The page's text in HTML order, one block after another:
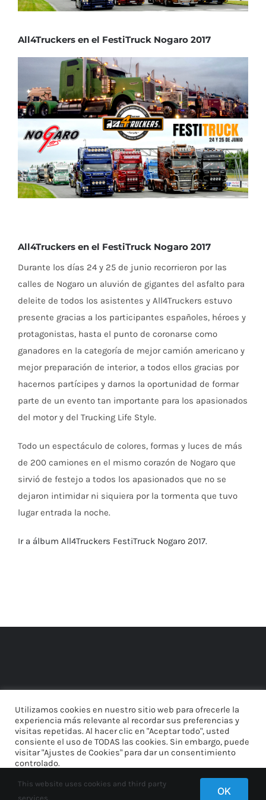
All4Truckers en el FestiTruck Nogaro 2017
All4Truckers en el FestiTruck Nogaro 2017
Durante los días 24 y 25 de junio recorrieron por las
calles de Nogaro un aluvión de gigantes del asfalto para
deleite de todos los asistentes y All4Truckers estuvo
presente gracias a los participantes españoles, héroes y
protagonistas, hasta el punto de coronarse como
ganadores en la categoría de mejor camión americano y
mejor preparación de interior, a todos ellos gracias por
hacernos partícipes y darnos la oportunidad de formar
parte de un evento tan importante para los apasionados
del motor y del Trucking Life Style.
Todo un espectáculo de colores, formas y luces de más
de 200 camiones en el mismo corazón de Nogaro que
sirvió de festejo a todos los apasionados que no se
dejaron intimidar ni siquiera por la tormenta que tuvo
lugar entrada la noche.
Ir a álbum All4Truckers FestiTruck Nogaro 2017.
Utilizamos cookies en nuestro sitio web para ofrecerle la
experiencia más relevante al recordar sus preferencias y
visitas repetidas. Al hacer clic en "Aceptar todo", usted
consiente el uso de TODAS las cookies. Sin embargo, puede
visitar "Ajustes de Cookies" para dar un consentimiento
controlado.
Aceptar todo Ajustes de Cookies
This website uses cookies and third party
services.
OK